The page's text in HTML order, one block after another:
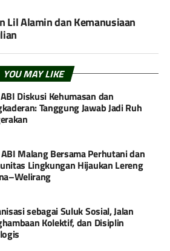
Lil Alamin dan Kemanusiaan
YOU MAY LIKE
Diskusi Kehumasan dan
Tanggung Jawab Jadi Ruh
ABI Malang Bersama Perhutani dan
Lingkungan Hijaukan Lereng
sebagai Suluk Sosial, Jalan
Kolektif, dan Disiplin